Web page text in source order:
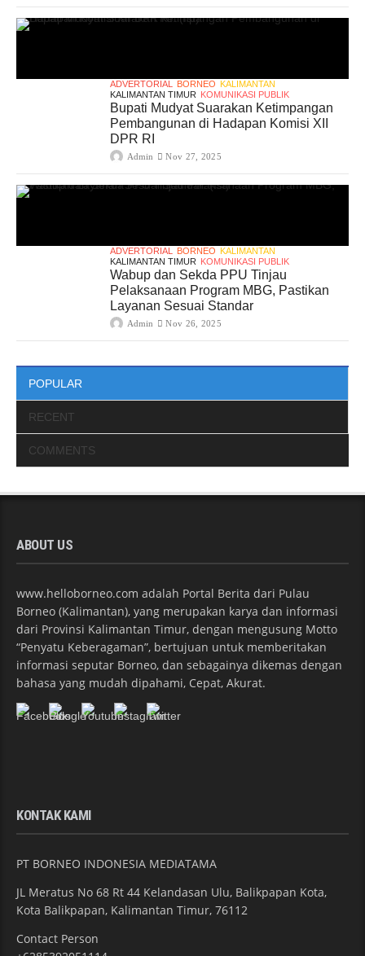
ADVERTORIAL BORNEO KALIMANTAN
KALIMANTAN TIMUR KOMUNIKASI PUBLIK
Bupati Mudyat Suarakan Ketimpangan
Pembangunan di Hadapan Komisi XII
DPR RI
Admin Nov 27, 2025
ADVERTORIAL BORNEO KALIMANTAN
KALIMANTAN TIMUR KOMUNIKASI PUBLIK
Wabup dan Sekda PPU Tinjau
Pelaksanaan Program MBG, Pastikan
Layanan Sesuai Standar
Admin Nov 26, 2025
POPULAR
RECENT
COMMENTS
ABOUT US
www.helloborneo.com adalah Portal Berita dari Pulau
Borneo (Kalimantan), yang merupakan karya dan informasi
dari Provinsi Kalimantan Timur, dengan mengusung Motto
“Penyatu Keberagaman”, bertujuan untuk memberitakan
informasi seputar Borneo, dan sebagainya dikemas dengan
bahasa yang mudah dipahami, Cepat, Akurat.
KONTAK KAMI
PT BORNEO INDONESIA MEDIATAMA
JL Meratus No 68 Rt 44 Kelandasan Ulu, Balikpapan Kota,
Kota Balikpapan, Kalimantan Timur, 76112
Contact Person